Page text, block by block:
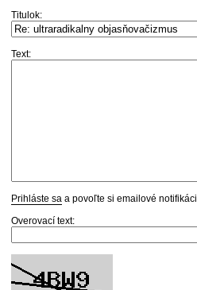
Titulok:
Text:
Prihláste sa a povoľte si emailové
Overovací text: